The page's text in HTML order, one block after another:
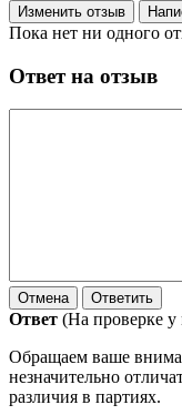
Пока нет ни одного
Ответ на отзыв
Ответ (На проверке у
Обращаем ваше
незначительно
различия в партиях.